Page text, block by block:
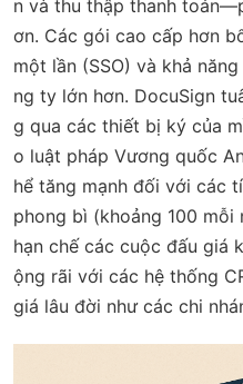
n và thu thập thanh
ơn. Các gói cao cấp hơn
một lần (SSO) và khả
ng ty lớn hơn. DocuSign
g qua các thiết bị ký của
o luật pháp Vương quốc
hể tăng mạnh đối với các
phong bì (khoảng 100
hạn chế các cuộc đấu giá
ộng rãi với các hệ thống
giá lâu đời như các chi